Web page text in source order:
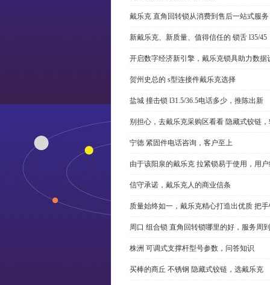
戴乐克 直角回转锁从消费到售后一站式服务
新戴乐克、新质量、值得信任的 锁舌 l35/45
开启数字经济新引擎，戴乐克锁具助力数据
贺州史总的 s型连接件戴乐克选择
盐城 撞击锁 l31.5/36.5电话多少，推陈出新
别担心，去戴乐克采购区看看 隐藏式铰链
宁德 紧固件电话咨询，客户至上
由于该阳泉的戴乐克 拉紧锁易于使用，用
信守承诺，戴乐克人的商业信条
质量始终如一，戴乐克精心打造出优质 把
周口 组合锁 直角回转锁哪里的好，服务周到
株洲 可调式支撑杆型号参数，问答知识
买棒的商丘 不锈钢 隐藏式铰链，选戴乐克